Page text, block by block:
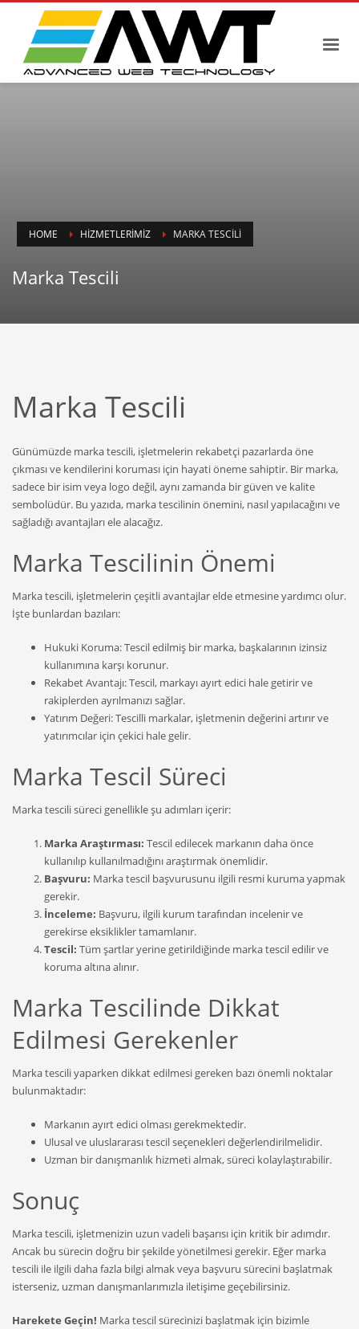
HOME HIZMETLERIMIZ MARKA TESCILI
Marka Tescili
Marka Tescili
Günümüzde marka tescili, işletmelerin rekabetçi pazarlarda öne
çıkması ve kendilerini koruması için hayati öneme sahiptir. Bir marka,
sadece bir isim veya logo değil, aynı zamanda bir güven ve kalite
sembolüdür. Bu yazıda, marka tescilinin önemini, nasıl yapılacağını ve
sağladığı avantajları ele alacağız.
Marka Tescilinin Önemi
Marka tescili, işletmelerin çeşitli avantajlar elde etmesine yardımcı olur.
İşte bunlardan bazıları:
Hukuki Koruma: Tescil edilmiş bir marka, başkalarının izinsiz
kullanımına karşı korunur.
Rekabet Avantajı: Tescil, markayı ayırt edici hale getirir ve
rakiplerden ayrılmanızı sağlar.
Yatırım Değeri: Tescilli markalar, işletmenin değerini artırır ve
yatırımcılar için çekici hale gelir.
Marka Tescil Süreci
Marka tescili süreci genellikle şu adımları içerir:
Marka Araştırması: Tescil edilecek markanın daha önce
kullanılıp kullanılmadığını araştırmak önemlidir.
Başvuru: Marka tescil başvurusunu ilgili resmi kuruma yapmak
gerekir.
İnceleme: Başvuru, ilgili kurum tarafından incelenir ve
gerekirse eksiklikler tamamlanır.
Tescil: Tüm şartlar yerine getirildiğinde marka tescil edilir ve
koruma altına alınır.
Marka Tescilinde Dikkat
Edilmesi Gerekenler
Marka tescili yaparken dikkat edilmesi gereken bazı önemli noktalar
bulunmaktadır:
Markanın ayırt edici olması gerekmektedir.
Ulusal ve uluslararası tescil seçenekleri değerlendirilmelidir.
Uzman bir danışmanlık hizmeti almak, süreci kolaylaştırabilir.
Sonuç
Marka tescili, işletmenizin uzun vadeli başarısı için kritik bir adımdır.
Ancak bu sürecin doğru bir şekilde yönetilmesi gerekir. Eğer marka
tescili ile ilgili daha fazla bilgi almak veya başvuru sürecini başlatmak
isterseniz, uzman danışmanlarımızla iletişime geçebilirsiniz.
Harekete Geçin! Marka tescil sürecinizi başlatmak için bizimle